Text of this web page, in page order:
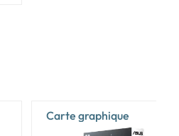
Carte graphique